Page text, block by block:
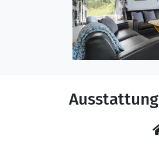
Ausstattung